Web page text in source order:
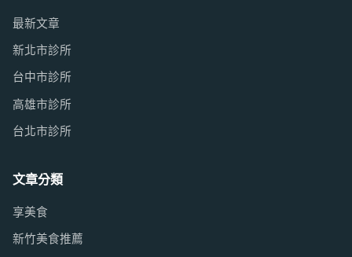
最新文章
新北市診所
台中市診所
高雄市診所
台北市診所
文章分類
享美食
新竹美食推薦